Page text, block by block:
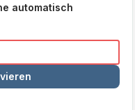
automatisch